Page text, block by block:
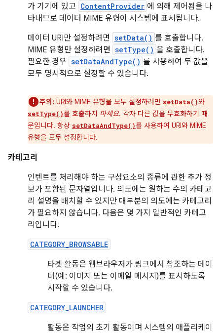
가 기기에 있고 ContentProvider 에 의해 제어됨을 나
타내므로 데이터 MIME 유형이 시스템에 표시됩니다.
데이터 URI만 설정하려면 setData() 를 호출합니다.
MIME 유형만 설정하려면 setType() 을 호출합니다.
필요한 경우 setDataAndType() 를 사용하여 두 값을
모두 명시적으로 설정할 수 있습니다.
주의: URI와 MIME 유형을 모두 설정하려면 setData()와
setType()를 호출하지 마세요. 각자 다른 값을 무효화하기 때
문입니다. 항상 setDataAndType()를 사용하여 URI와 MIME
유형을 모두 설정합니다.
카테고리
인텐트를 처리해야 하는 구성요소의 종류에 관한 추가 정
보가 포함된 문자열입니다. 의도에는 원하는 수의 카테고
리 설명을 배치할 수 있지만 대부분의 의도에는 카테고리
가 필요하지 않습니다. 다음은 몇 가지 일반적인 카테고
리입니다.
CATEGORY_BROWSABLE
타겟 활동은 웹브라우저가 링크에서 참조하는 데이
터(예: 이미지 또는 이메일 메시지)를 표시하도록
시작할 수 있습니다.
CATEGORY_LAUNCHER
활동은 작업의 초기 활동이며 시스템의 애플리케이